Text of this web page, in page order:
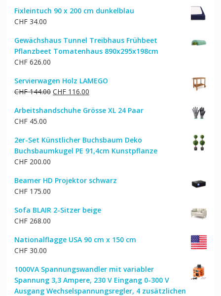
war:
ist:
Fixleintuch 90 x 200 cm dunkelblau
CHF34.00
Gewächshaus Tunnel Treibhaus Frühbeet
Pflanzbeet Tomatenhaus 890x295x198cm
CHF626.00
Servierwagen Holz LAMEGO
CHF144.00 Ursprünglicher
war:
CHF116.00Aktueller
ist:
Arbeitshandschuhe Grösse XL 24 Paar
CHF45.00
2er-Set Künstlicher Buchsbaum Deko
Buchsbaumkugel PE 91,4cm Kunstpflanze
CHF200.00
Beamer HD Projektor schwarz
CHF175.00
Sofa BLAIR 2-Sitzer beige
CHF268.00
Nationalflagge USA 90 cm x 150 cm
CHF30.00
1000VA Spannungswandler mit variabler
Spannung 3,3 Ampere, 230 V Eingang 0-300 V
Ausgang Wechselspannungsregler, 4 zusätzlichen